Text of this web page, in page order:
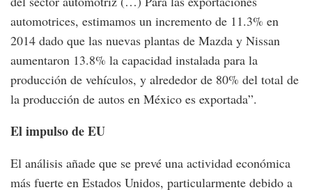
automotrices, estimamos un incremento de 11.3% en
2014 dado que las nuevas plantas de Mazda y Nissan
aumentaron 13.8% la capacidad instalada para la
producción de vehículos, y alrededor de 80% del total de
la producción de autos en México es exportada”.
El impulso de EU
El análisis añade que se prevé una actividad económica
más fuerte en Estados Unidos, particularmente debido a